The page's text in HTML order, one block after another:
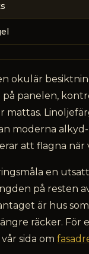
okulär
på panelen,
mattas.
moderna
att flagna när
en
på resten
är hus
räcker. För
sida om